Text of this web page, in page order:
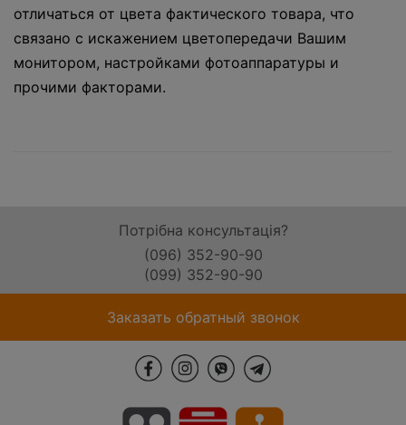
отличаться от цвета фактического товара, что
связано с искажением цветопередачи Вашим
монитором, настройками фотоаппаратуры и
прочими факторами.
Потрібна консультація?
(096) 352-90-90
(099) 352-90-90
Заказать обратный звонок